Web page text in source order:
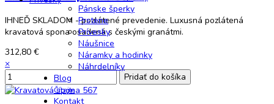
Pánske šperky
Prstene
Prívesky
Náušnice
Náramky a hodinky
Náhrdelníky
Blog
Čítajte
Kontakt
IHNEĎ SKLADOM - pozlátené prevedenie. Luxusná pozlátená
kravatová spona osadená s českými granátmi.
312,80 €
×